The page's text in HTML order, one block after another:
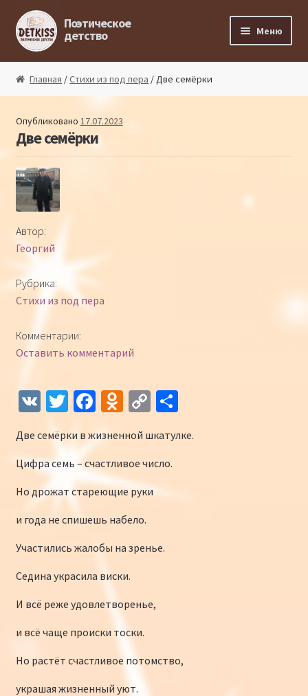
Перейти к навигации
Перейти к содержимому
Поэтическое
детство Меню
Поэтический ликбез
Поэтический блог
Детская философия
Интернет-конкурс чтецов «Созвучие 2018»
Наши участники и победители
Наши участники 2017
Страничка победителей 2017
Главная /Стихи из под пера / Две семёрки
Опубликовано 17.07.2023
Две семёрки
Автор:
Георгий
Рубрика:
Стихи из под пера
Комментарии:
Оставить комментарий
V T
tt
er
Fa
b
o
o
k
O
n
o
kl
as
sn
iki
C
p
y
Li
О
п
Две семёрки в жизненной шкатулке.
Цифра семь – счастливое число.
Но дрожат стареющие руки
и года не спишешь набело.
Участились жалобы на зренье.
Седина украсила виски.
И всё реже удовлетворенье,
и всё чаще происки тоски.
Но растёт счастливое потомство,
украшая жизненный уют.